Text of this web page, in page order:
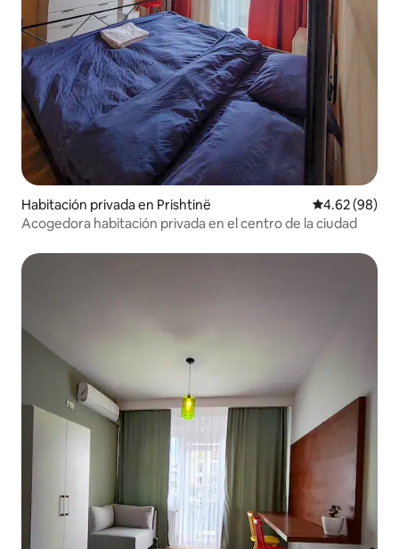
Habitación privada en Prishtinë Calificación
4.62 (98)
Acogedora habitación privada en el centro de la ciudad